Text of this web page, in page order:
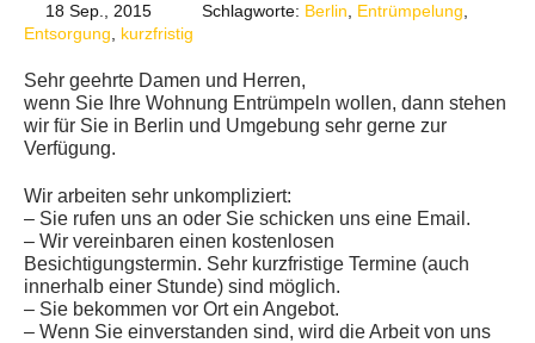
18 Sep., 2015 Schlagworte: Berlin Entrümpelung
Entsorgung
kurzfristig
Sehr geehrte Damen und Herren,
wenn Sie Ihre Wohnung Entrümpeln wollen, dann stehen
wir für Sie in Berlin und Umgebung sehr gerne zur
Verfügung.
Wir arbeiten sehr unkompliziert:
– Sie rufen uns an oder Sie schicken uns eine Email.
– Wir vereinbaren einen kostenlosen
Besichtigungstermin. Sehr kurzfristige Termine (auch
innerhalb einer Stunde) sind möglich.
– Sie bekommen vor Ort ein Angebot.
– Wenn Sie einverstanden sind, wird die Arbeit von uns